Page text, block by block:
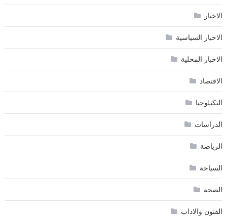
الاخبار
الاخبار السياسية
الاخبار المحلية
الاقتصاد
التكنلوجيا
الدراسات
الرياضة
السياحة
الصحة
الفنون والاداب